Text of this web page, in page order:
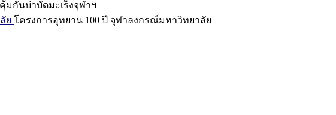
มกันบำบัดมะเร็งจุฬาฯ
ย โครงการอุทยาน 100 ปี จุฬาลงกรณ์มหาวิทยาลัย